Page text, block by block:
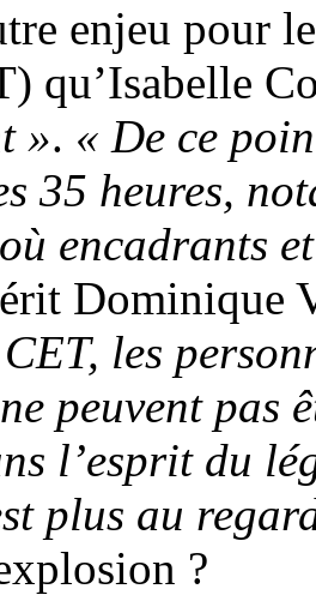
enjeu pour
qu’Isabelle
». « De ce
35 heures,
encadrants
Dominique
les
peuvent pas
l’esprit du
plus au
?